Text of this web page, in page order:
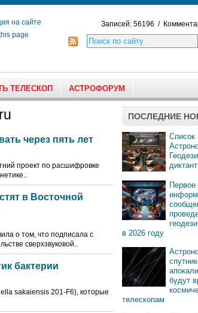
на сайте
page
Записей: 56196 /
ТЕЛЕСКОП АСТРОФОРУМ
через пять лет
проект по расшифровке
в Восточной
о том, что подписала с
сверхзвуковой..
бактерии
sakaiensis 201-F6), которые
ПОСЛЕДНИЕ
Список
Первое
в 2026 году
будут
телескопам